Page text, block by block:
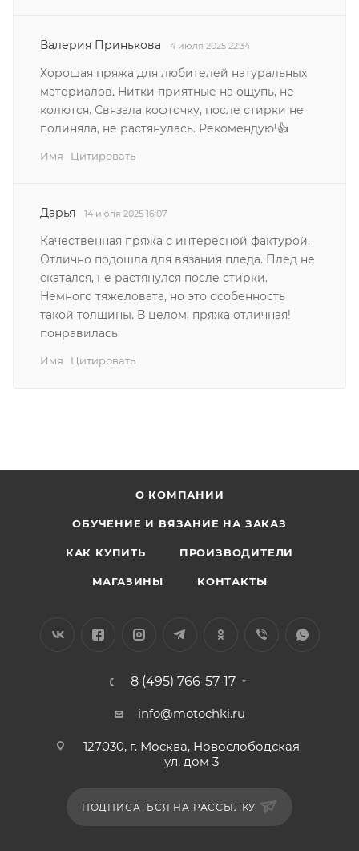
Валерия Принькова 4 июля 2025 22:34
Хорошая пряжа для любителей натуральных
материалов. Нитки приятные на ощупь, не
колются. Связала кофточку, после стирки не
полиняла, не растянулась. Рекомендую!👍
Имя Цитировать
Дарья 14 июля 2025 16:07
Качественная пряжа с интересной фактурой.
Отлично подошла для вязания пледа. Плед не
скатался, не растянулся после стирки.
Немного тяжеловата, но это особенность
такой толщины. В целом, пряжа отличная!
понравилась.
Имя Цитировать
О КОМПАНИИ
ОБУЧЕНИЕ И ВЯЗАНИЕ НА ЗАКАЗ
КАК КУПИТЬ ПРОИЗВОДИТЕЛИ
МАГАЗИНЫ КОНТАКТЫ
8 (495) 766-57-17
info@motochki.ru
127030, г. Москва, Новослободская
ул. дом 3
ПОДПИСАТЬСЯ НА РАССЫЛКУ